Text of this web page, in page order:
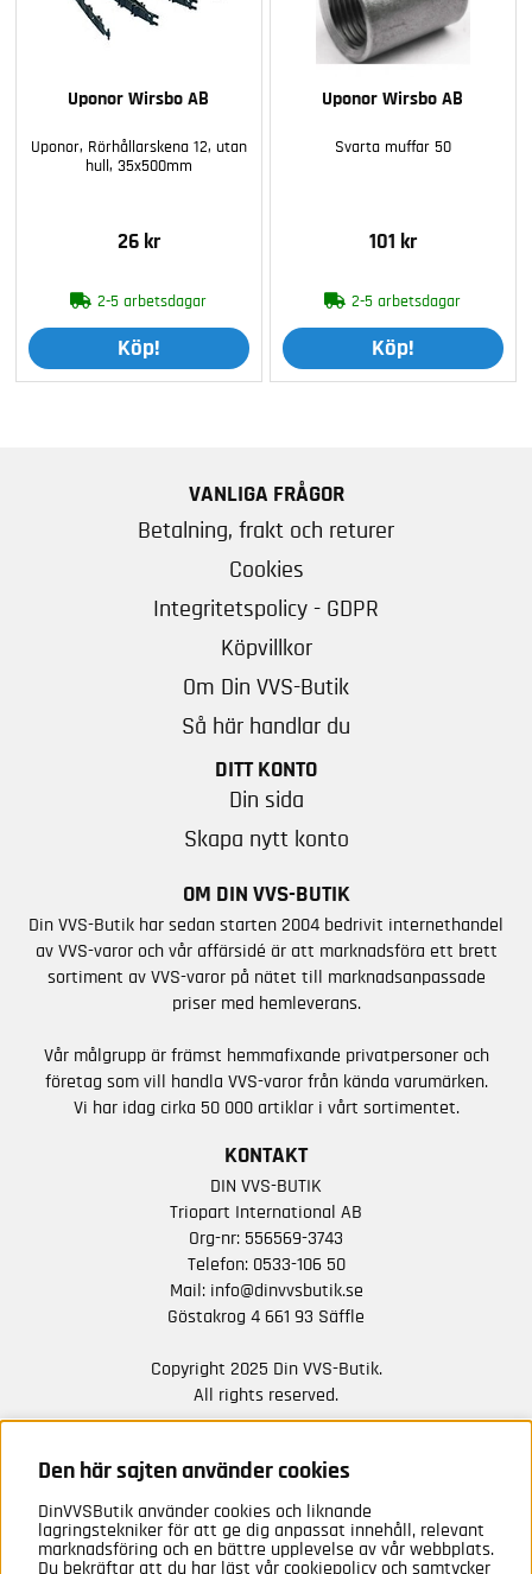
Uponor Wirsbo AB
Uponor, Rörhållarskena 12, utan
hull, 35x500mm
26 kr
2-5 arbetsdagar
Köp!
Uponor Wirsbo AB
Svarta muffar 50
101 kr
2-5 arbetsdagar
Köp!
VANLIGA FRÅGOR
Betalning, frakt och returer
Cookies
Integritetspolicy - GDPR
Köpvillkor
Om Din VVS-Butik
Så här handlar du
DITT KONTO
Din sida
Skapa nytt konto
OM DIN VVS-BUTIK
Din VVS-Butik har sedan starten 2004 bedrivit internethandel
av VVS-varor och vår affärsidé är att marknadsföra ett brett
sortiment av VVS-varor på nätet till marknadsanpassade
priser med hemleverans.
Vår målgrupp är främst hemmafixande privatpersoner och
företag som vill handla VVS-varor från kända varumärken.
Vi har idag cirka 50 000 artiklar i vårt sortimentet.
KONTAKT
DIN VVS-BUTIK
Triopart International AB
Org-nr: 556569-3743
Telefon: 0533-106 50
Mail: info@dinvvsbutik.se
Göstakrog 4 661 93 Säffle
Copyright 2025 Din VVS-Butik.
All rights reserved.
NYHETER FRÅN OSS
Anmäl mig
Den här sajten använder cookies
DinVVSButik använder cookies och liknande
lagringstekniker för att ge dig anpassat innehåll, relevant
marknadsföring och en bättre upplevelse av vår webbplats.
Du bekräftar att du har läst vår cookiepolicy och samtycker